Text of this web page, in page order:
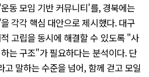
동 모임 기반 커뮤니티'를, 경북에는
각각 핵심 대안으로 제시했다. 대구
고립을 동시에 해결할 수 있도록 "사
는 구조"가 필요하다는 분석이다. 단
말하는 수준을 넘어, 함께 걷고 모일